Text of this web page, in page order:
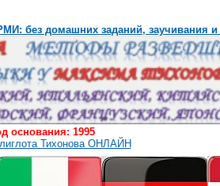
без домашних заданий, заучивания и
основания: 1995
Тихонова ОНЛАЙН